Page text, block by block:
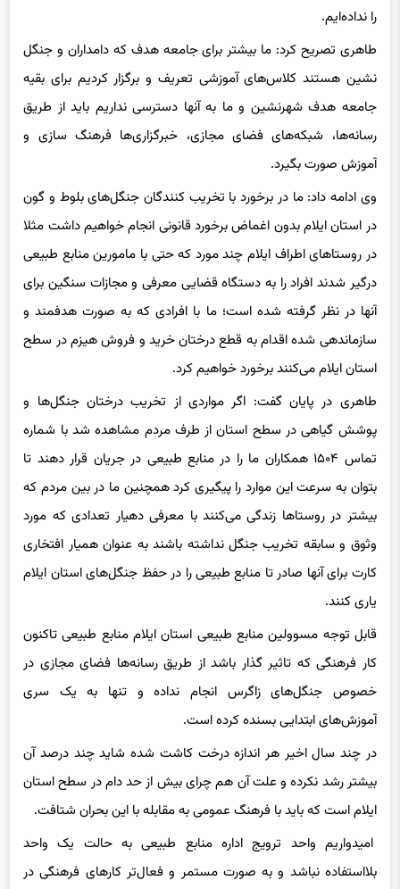
را نداده‌ایم.
طاهری تصریح کرد: ما بیشتر برای جامعه هدف که دامداران و جنگل
نشین هستند کلاس‌های آموزشی تعریف و برگزار کردیم‌ برای بقیه
جامعه هدف شهرنشین و ما به آنها دسترسی نداریم باید از طریق
رسانه‌ها، شبکه‌های فضای مجازی، خبرگزاری‌ها فرهنگ سازی و
آموزش صورت بگیرد.
وی ادامه داد: ما در برخورد با تخریب کنندگان جنگل‌های بلوط و گون
در استان ایلام بدون اغماض برخورد قانونی انجام خواهیم داشت مثلا
در روستاهای اطراف ایلام چند مورد که حتی با مامورین منابع طبیعی
درگیر شدند‌ افراد را به دستگاه قضایی معرفی و مجازات سنگین برای
آنها در نظر گرفته شده است؛ ما با افرادی که به صورت هدفمند و
سازماندهی شده اقدام به قطع درختان خرید و فروش هیزم در سطح
استان ایلام می‌کنند برخورد خواهیم کرد.
طاهری در پایان گفت: اگر مواردی از تخریب درختان جنگل‌ها و
پوشش گیاهی در سطح استان از طرف مردم مشاهده شد با شماره
تماس ۱۵۰۴ همکاران ما را در منابع طبیعی در جریان قرار دهند تا
بتوان به سرعت این موارد را پیگیری کرد همچنین ما در بین مردم که
بیشتر در روستاها زندگی می‌کنند با معرفی دهیار تعدادی که مورد
وثوق و سابقه تخریب جنگل نداشته باشند به عنوان همیار افتخاری
کارت برای آنها صادر تا منابع طبیعی را در حفظ جنگل‌های استان ایلام
یاری کنند.
قابل توجه مسوولین منابع طبیعی استان ایلام منابع طبیعی تاکنون
کار فرهنگی که تاثیر گذار باشد از طریق رسانه‌ها فضای مجازی در
خصوص جنگل‌های زاگرس انجام نداده‌ و تنها به یک سری
آموزش‌های ابتدایی بسنده کرده‌ است.
در چند سال اخیر هر اندازه درخت کاشت شده شاید چند درصد آن
بیشتر رشد نکرده و علت آن هم چرای بیش از حد دام در سطح استان
ایلام است که باید با فرهنگ عمومی به مقابله با این بحران شتافت.
امیدواریم واحد ترویج اداره منابع طبیعی به حالت یک واحد
بلااستفاده نباشد و به صورت مستمر و فعال‌تر کارهای فرهنگی در